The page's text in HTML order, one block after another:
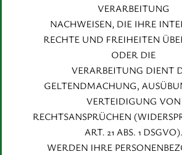
VERARBEITUNG
NACHWEISEN, DIE IHRE
RECHTE UND FREIHEITEN
ODER DIE
VERARBEITUNG DIENT
GELTENDMACHUNG,
VERTEIDIGUNG VON
RECHTSANSPRÜCHEN
ART. 21 ABS. 1 DSGVO).
WERDEN IHRE